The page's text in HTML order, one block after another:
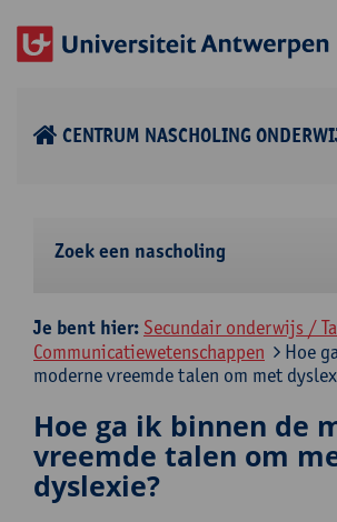
CENTRUM NASCHOLING
Zoek een nascholing
Je bent hier: Secundair onderwijs /
Communicatiewetenschappen
Hoe
moderne vreemde talen om met
Hoe ga ik binnen de
vreemde talen om
dyslexie?